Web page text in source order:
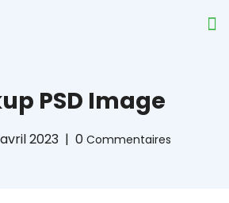
PSD Image
2023 0 Commentaires